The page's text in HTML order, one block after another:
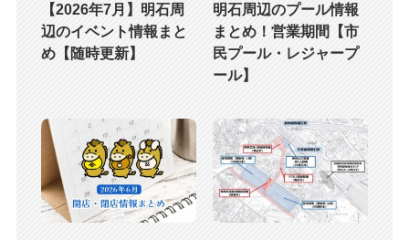
【2026年7月】明石周
辺のイベント情報まと
め【随時更新】
明石周辺のプール情報
まとめ！営業期間【市
民プール・レジャープ
ール】